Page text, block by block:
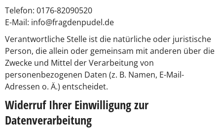
Telefon: 0176-82090520
E-Mail: info@fragdenpudel.de
Verantwortliche Stelle ist die natürliche oder juristische
Person, die allein oder gemeinsam mit anderen über die
Zwecke und Mittel der Verarbeitung von
personenbezogenen Daten (z. B. Namen, E-Mail-
Adressen o. Ä.) entscheidet.
Widerruf Ihrer Einwilligung zur
Datenverarbeitung